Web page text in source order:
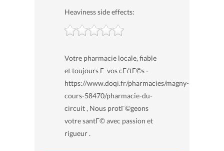
Heaviness side effects:
Votre pharmacie locale, fiable
et toujours Г vos cГґtГ©s -
https://www.doqi.fr/pharmacies/magny-
cours-58470/pharmacie-du-
circuit , Nous protГ©geons
votre santГ© avec passion et
rigueur .